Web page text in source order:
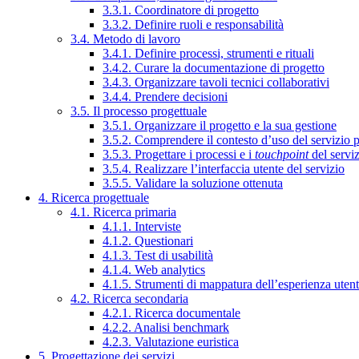
3.3.1. Coordinatore di progetto
3.3.2. Definire ruoli e responsabilità
3.4. Metodo di lavoro
3.4.1. Definire processi, strumenti e rituali
3.4.2. Curare la documentazione di progetto
3.4.3. Organizzare tavoli tecnici collaborativi
3.4.4. Prendere decisioni
3.5. Il processo progettuale
3.5.1. Organizzare il progetto e la sua gestione
3.5.2. Comprendere il contesto d’uso del servizio
3.5.3. Progettare i processi e i touchpointdel
3.5.4. Realizzare l’interfaccia utente del servizio
3.5.5. Validare la soluzione ottenuta
4. Ricerca progettuale
4.1. Ricerca primaria
4.1.1. Interviste
4.1.2. Questionari
4.1.3. Test di usabilità
4.1.4. Web analytics
4.1.5. Strumenti di mappatura dell’esperienza
4.2. Ricerca secondaria
4.2.1. Ricerca documentale
4.2.2. Analisi benchmark
4.2.3. Valutazione euristica
5. Progettazione dei servizi